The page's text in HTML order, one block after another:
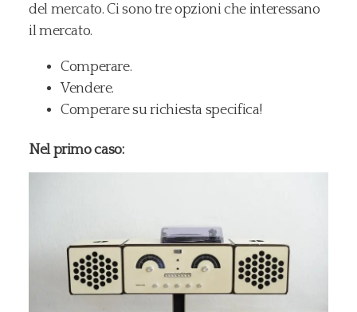
del mercato. Ci sono tre opzioni che interessano
il mercato.
Comperare.
Vendere.
Comperare su richiesta specifica!
Nel primo caso: